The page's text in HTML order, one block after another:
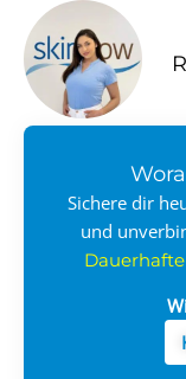
Sichere dir
und